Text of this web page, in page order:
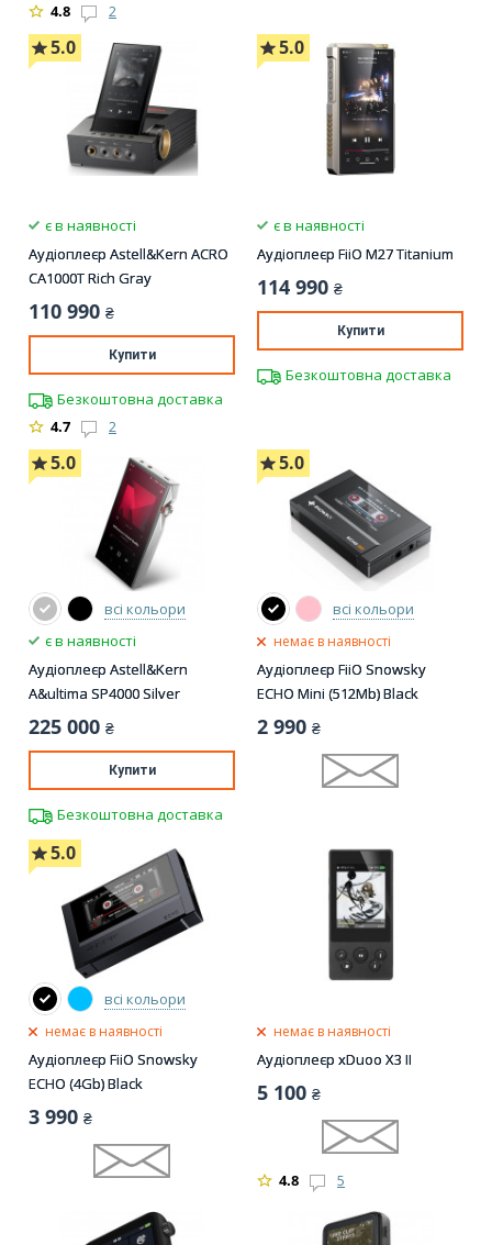
4.8
2
5.0
є в наявності
Аудіоплеєр Astell&Kern ACRO
CA1000T Rich Gray
110 990 ₴
Купити
Безкоштовна доставка
4.7
2
5.0
є в наявності
Аудіоплеєр FiiO M27 Titanium
114 990 ₴
Купити
Безкоштовна доставка
5.0
всі кольори
є в наявності
Аудіоплеєр Astell&Kern
A&ultima SP4000 Silver
225 000 ₴
Купити
Безкоштовна доставка
5.0
всі кольори
немає в наявності
Аудіоплеєр FiiO Snowsky
ECHO Mini (512Mb) Black
2 990 ₴
5.0
всі кольори
немає в наявності
Аудіоплеєр FiiO Snowsky
ECHO (4Gb) Black
3 990 ₴
немає в наявності
Аудіоплеєр xDuoo X3 II
5 100 ₴
4.8 5